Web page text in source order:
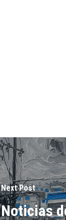
Next Post
Noticias